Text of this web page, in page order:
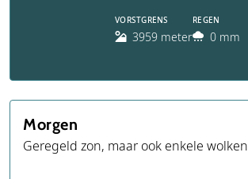
VORSTGRENS
3959 meter
REGEN
0 mm
Morgen
Geregeld zon, maar ook enkele wolken